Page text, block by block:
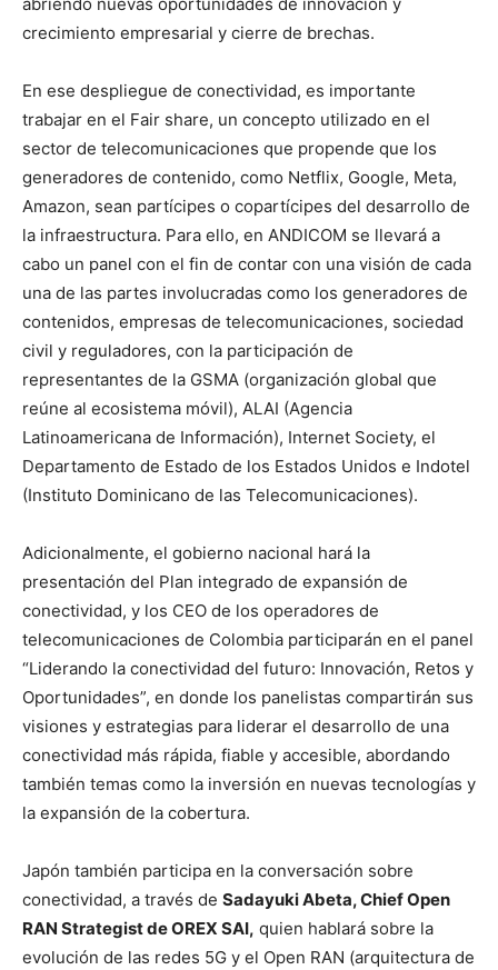
crecimiento empresarial y cierre de brechas.
En ese despliegue de conectividad, es importante
trabajar en el Fair share, un concepto utilizado en el
sector de telecomunicaciones que propende que los
generadores de contenido, como Netflix, Google, Meta,
Amazon, sean partícipes o copartícipes del desarrollo de
la infraestructura. Para ello, en ANDICOM se llevará a
cabo un panel con el fin de contar con una visión de cada
una de las partes involucradas como los generadores de
contenidos, empresas de telecomunicaciones, sociedad
civil y reguladores, con la participación de
representantes de la GSMA (organización global que
reúne al ecosistema móvil), ALAI (Agencia
Latinoamericana de Información), Internet Society, el
Departamento de Estado de los Estados Unidos e Indotel
(Instituto Dominicano de las Telecomunicaciones).
Adicionalmente, el gobierno nacional hará la
presentación del Plan integrado de expansión de
conectividad, y los CEO de los operadores de
telecomunicaciones de Colombia participarán en el panel
“Liderando la conectividad del futuro: Innovación, Retos y
Oportunidades”, en donde los panelistas compartirán sus
visiones y estrategias para liderar el desarrollo de una
conectividad más rápida, fiable y accesible, abordando
también temas como la inversión en nuevas tecnologías y
la expansión de la cobertura.
Japón también participa en la conversación sobre
conectividad, a través de Sadayuki Abeta, Chief Open
RAN Strategist de OREX SAI, quien hablará sobre la
evolución de las redes 5G y el Open RAN (arquitectura de